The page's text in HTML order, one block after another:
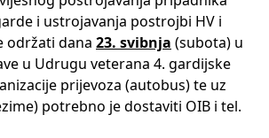
i ustrojavanja postrojbi HV i
održati dana 23. svibnja (subota) u
u Udrugu veterana 4. gardijske
prijevoza (autobus) te uz
potrebno je dostaviti OIB i tel.